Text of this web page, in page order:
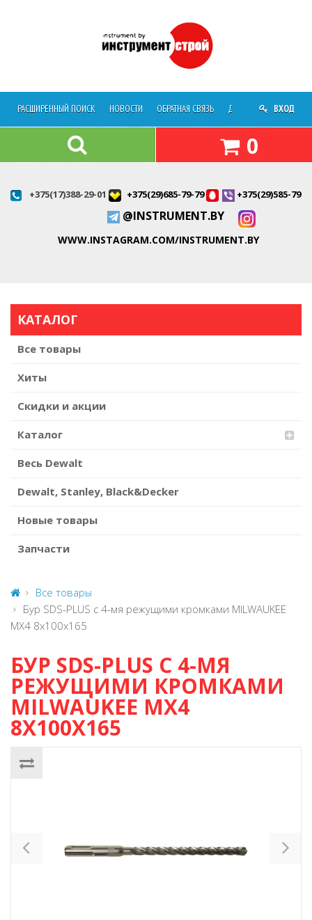
РАСШИРЕННЫЙ ПОИСК НОВОСТИ ОБРАТНАЯ СВЯЗЬ ДОСТАВКА О
ВХОД
0
+375(17)388-29-01 +375(29)685-79-79 +375(29)585-79-
@INSTRUMENT.BY
WWW.INSTAGRAM.COM/INSTRUMENT.BY
КАТАЛОГ
Все товары
Хиты
Скидки и акции
Каталог
Весь Dewalt
Dewalt, Stanley, Black&Decker
Новые товары
Запчасти
Все товары
Бур SDS-PLUS с 4-мя режущими кромками MILWAUKEE
MX4 8х100х165
БУР SDS-PLUS С 4-МЯ
РЕЖУЩИМИ КРОМКАМИ
MILWAUKEE MX4
8Х100Х165